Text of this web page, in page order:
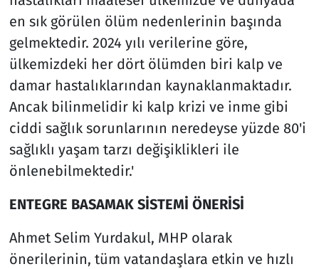
en sık görülen ölüm nedenlerinin başında
gelmektedir. 2024 yılı verilerine göre,
ülkemizdeki her dört ölümden biri kalp ve
damar hastalıklarından kaynaklanmaktadır.
Ancak bilinmelidir ki kalp krizi ve inme gibi
ciddi sağlık sorunlarının neredeyse yüzde 80'i
sağlıklı yaşam tarzı değişiklikleri ile
önlenebilmektedir.'
ENTEGRE BASAMAK SİSTEMİ ÖNERİSİ
Ahmet Selim Yurdakul, MHP olarak
önerilerinin, tüm vatandaşlara etkin ve hızlı